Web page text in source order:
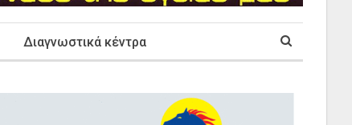
Διαγνωστικά κέντρα